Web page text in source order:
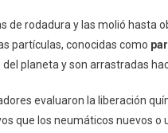
de rodadura y las molió hasta
partículas, conocidas como
planeta y son arrastradas
evaluaron la liberación
que los neumáticos nuevos